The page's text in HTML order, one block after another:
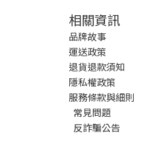
相關資訊
品牌故事
運送政策
退貨退款須知
隱私權政策
服務條款與細則
常見問題
反詐騙公告